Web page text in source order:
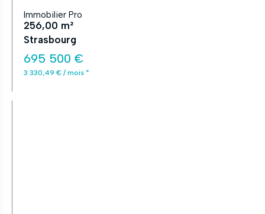
Immobilier Pro
256,00 m²
Strasbourg
695 500 €
3 330,49 € / mois *